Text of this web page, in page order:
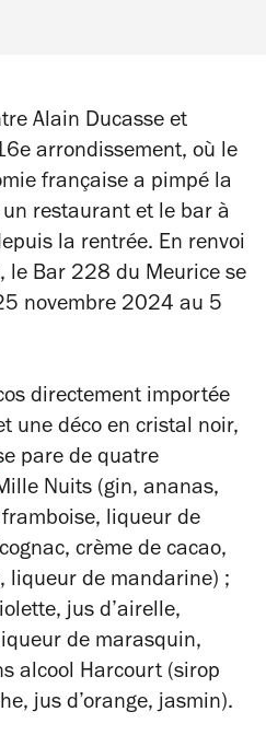
Alain Ducasse et
arrondissement, où le
française a pimpé la
restaurant et le bar à
la rentrée. En renvoi
le Bar 228 du Meurice se
novembre 2024 au 5
directement importée
une déco en cristal noir,
pare de quatre
Nuits (gin, ananas,
liqueur de
crème de cacao,
liqueur de mandarine) ;
jus d’airelle,
de marasquin,
alcool Harcourt (sirop
jus d’orange, jasmin).